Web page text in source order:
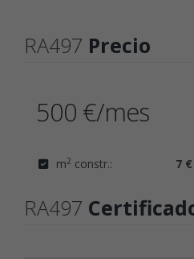
RA497 Precio
500 €/mes
m2 constr.: 7 €
RA497